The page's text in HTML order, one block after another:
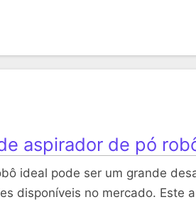
aspirador de pó
ideal pode ser um grande
disponíveis no mercado. Este